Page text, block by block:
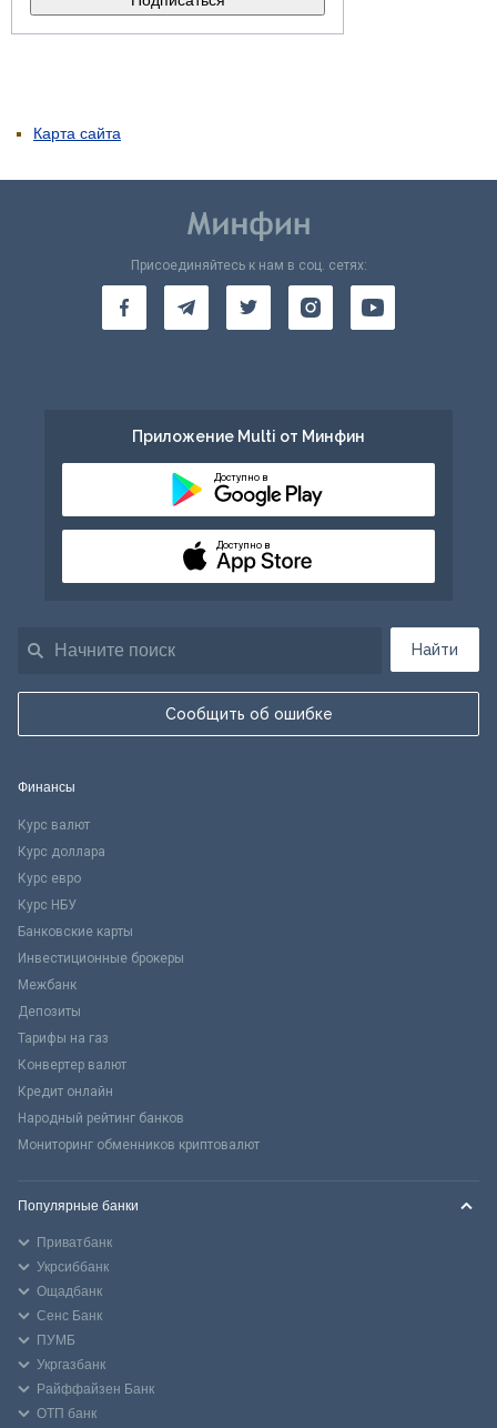
Карта сайта
Найти
Сообщить об ошибке
Присоединяйтесь к нам в соц. сетях:
Приложение Multi от Минфин
Доступно в
Доступно в
Финансы
Курс валют
Курс доллара
Курс евро
Курс НБУ
Банковские карты
Инвестиционные брокеры
Межбанк
Депозиты
Тарифы на газ
Конвертер валют
Кредит онлайн
Народный рейтинг банков
Мониторинг обменников криптовалют
Популярные банки
Приватбанк
Укрсиббанк
Ощадбанк
Сенс Банк
ПУМБ
Укргазбанк
Райффайзен Банк
ОТП банк